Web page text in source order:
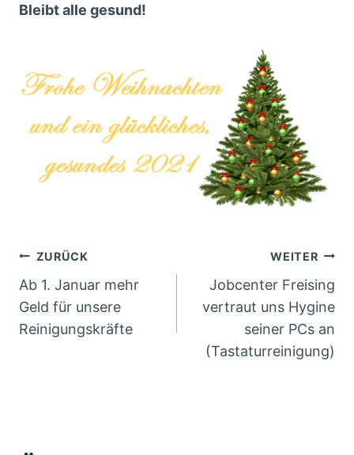
Bleibt alle gesund!
Beitragsnavigation
ZURÜCK
Ab 1. Januar mehr
Geld für unsere
Reinigungskräfte
WEITER
Jobcenter Freising
vertraut uns Hygine
seiner PCs an
(Tastaturreinigung)